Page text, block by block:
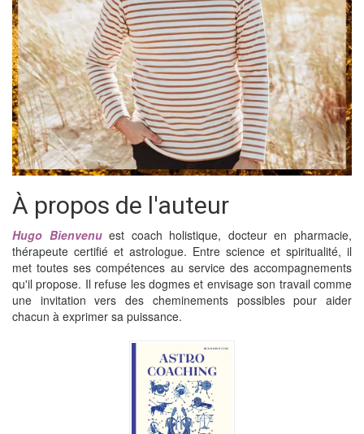
À propos de l'auteur
Hugo Bienvenuest coach holistique, docteur en pharmacie,
thérapeute certifié et astrologue. Entre science et spiritualité, il
met toutes ses compétences au service des accompagnements
qu'il propose. Il refuse les dogmes et envisage son travail comme
une invitation vers des cheminements possibles pour aider
chacun à exprimer sa puissance.